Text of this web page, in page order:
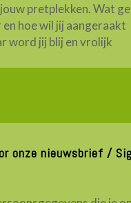
pretplekken. Wat
en hoe wil jij aangeraakt
word jij blij en vrolijk
onze nieuwsbrief /